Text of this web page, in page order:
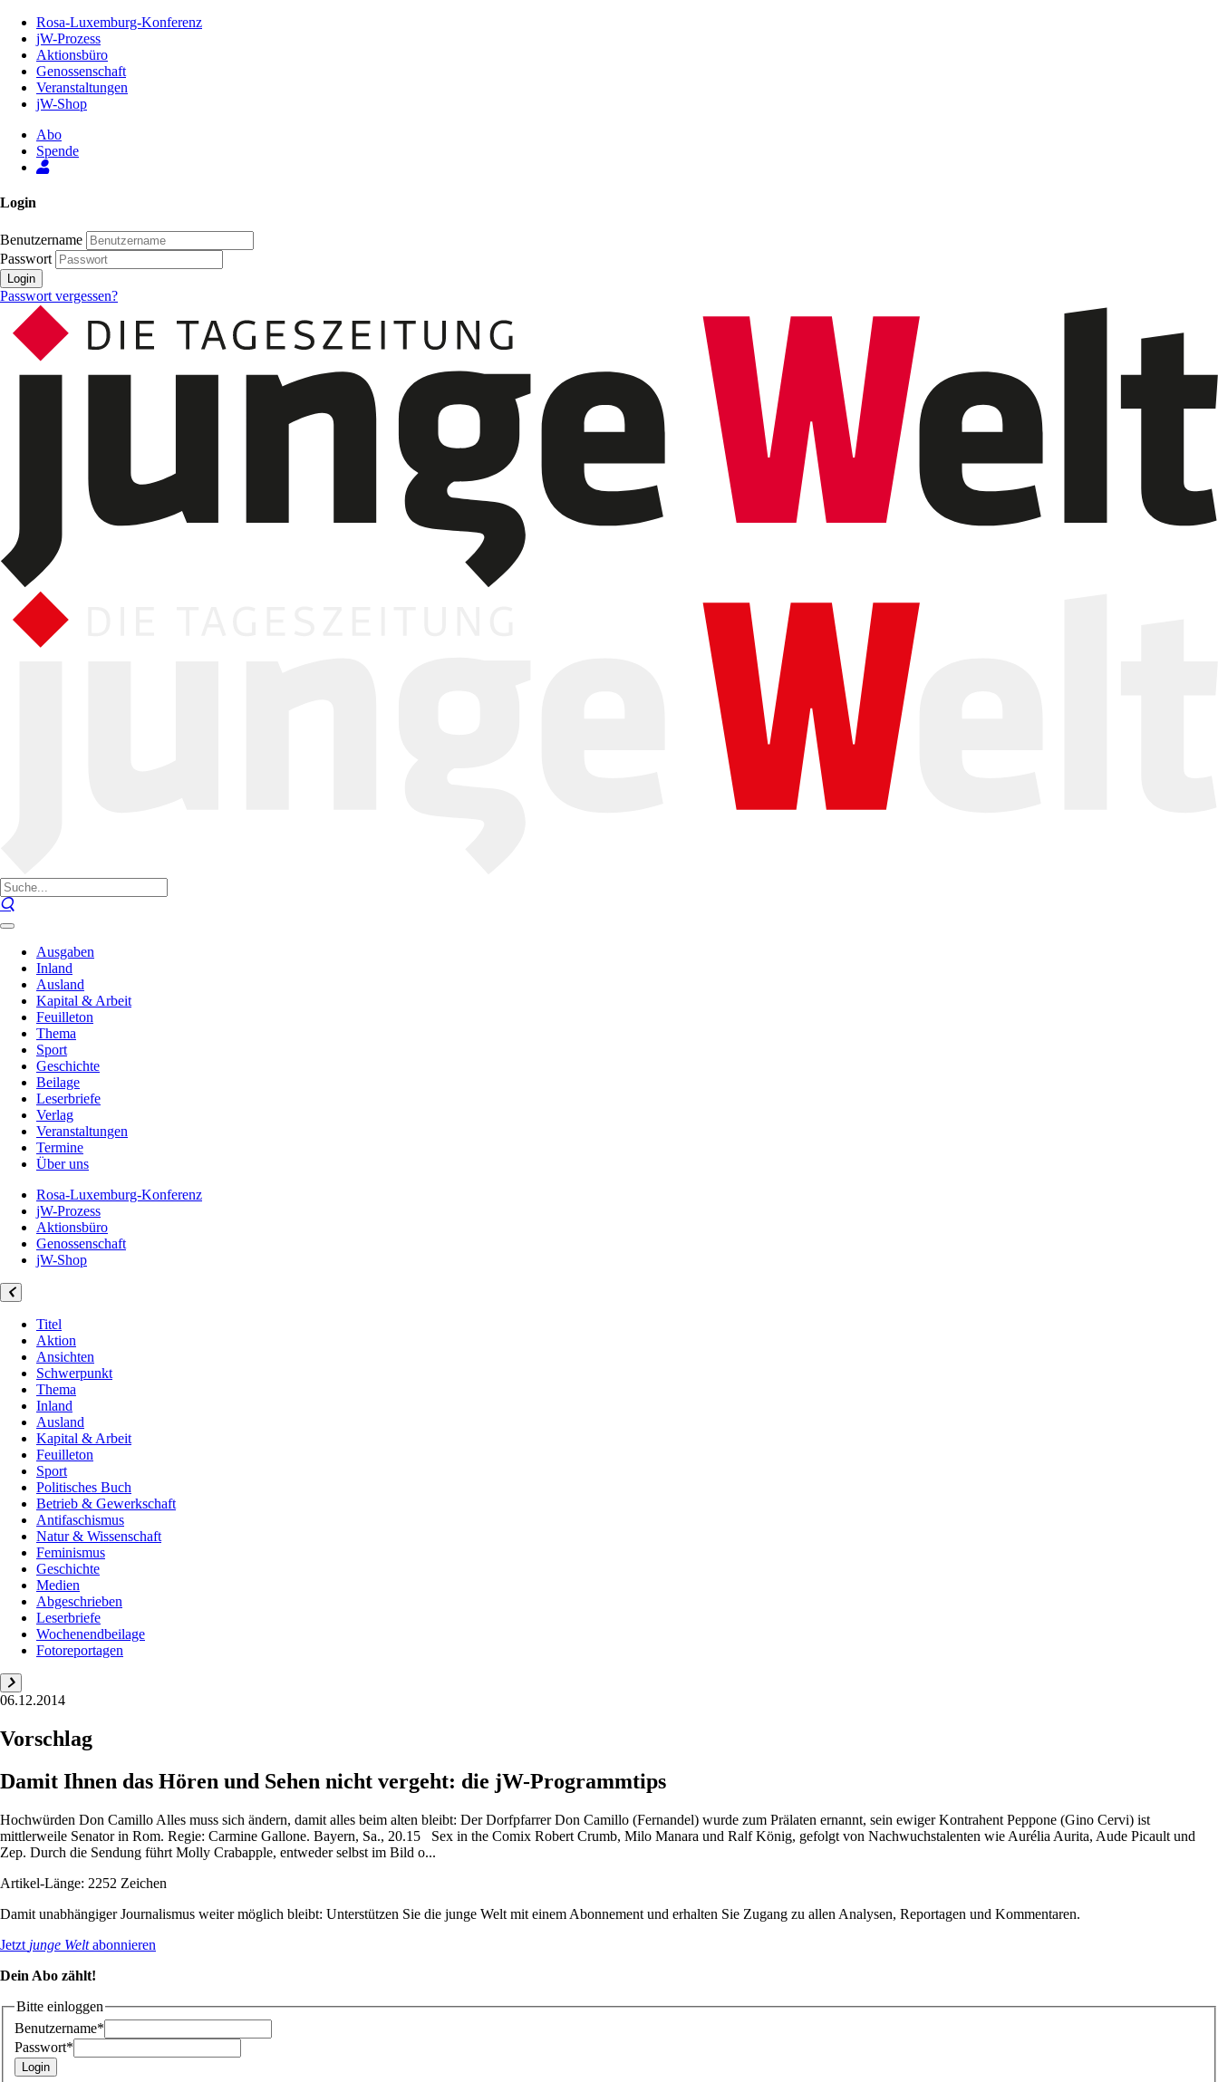
Inhalt
Seite
Rosa-Luxemburg-Konferenz
jW-Prozess
Aktionsbüro
Genossenschaft
Veranstaltungen
jW-Shop
Abo
Spende
Login
Benutzername
Passwort
Login
Passwort vergessen?
Ausgaben
Inland
Ausland
Kapital & Arbeit
Feuilleton
Thema
Sport
Geschichte
Beilage
Leserbriefe
Verlag
Veranstaltungen
Termine
Über uns
Rosa-Luxemburg-Konferenz
jW-Prozess
Aktionsbüro
Genossenschaft
jW-Shop
Titel
Aktion
Ansichten
Schwerpunkt
Thema
Inland
Ausland
Kapital & Arbeit
Feuilleton
Sport
Politisches Buch
Betrieb & Gewerkschaft
Antifaschismus
Natur & Wissenschaft
Feminismus
Geschichte
Medien
Abgeschrieben
Leserbriefe
Wochenendbeilage
Fotoreportagen
06.12.2014
Vorschlag
Damit Ihnen das Hören und Sehen nicht vergeht: die jW-Programmtips
Hochwürden Don Camillo Alles muss sich ändern, damit alles beim alten bleibt: Der Dorfpfarrer Don Camillo (Fernandel) wurde zum Prälaten ernannt, sein ewiger Kontrahent Peppone (Gino Cervi) ist
mittlerweile Senator in Rom. Regie: Carmine Gallone. Bayern, Sa., 20.15 Sex in the Comix Robert Crumb, Milo Manara und Ralf König, gefolgt von Nachwuchstalenten wie Aurélia Aurita, Aude Picault und
Zep. Durch die Sendung führt Molly Crabapple, entweder selbst im Bild o...
Artikel-Länge: 2252 Zeichen
Damit unabhängiger Journalismus weiter möglich bleibt: Unterstützen Sie die junge Welt mit einem Abonnement und erhalten Sie Zugang zu allen Analysen, Reportagen und Kommentaren.
Jetzt junge Weltabonnieren
Dein Abo zählt!
Bitte einloggen
Benutzername*
Passwort*